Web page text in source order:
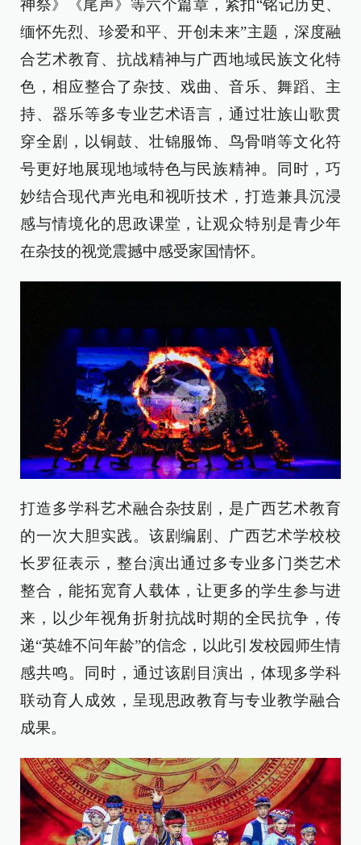
神祭》《尾声》等六个篇章，紧扣“铭记历史、
缅怀先烈、珍爱和平、开创未来”主题，深度融
合艺术教育、抗战精神与广西地域民族文化特
色，相应整合了杂技、戏曲、音乐、舞蹈、主
持、器乐等多专业艺术语言，通过壮族山歌贯
穿全剧，以铜鼓、壮锦服饰、鸟骨哨等文化符
号更好地展现地域特色与民族精神。同时，巧
妙结合现代声光电和视听技术，打造兼具沉浸
感与情境化的思政课堂，让观众特别是青少年
在杂技的视觉震撼中感受家国情怀。
打造多学科艺术融合杂技剧，是广西艺术教育
的一次大胆实践。该剧编剧、广西艺术学校校
长罗征表示，整台演出通过多专业多门类艺术
整合，能拓宽育人载体，让更多的学生参与进
来，以少年视角折射抗战时期的全民抗争，传
递“英雄不问年龄”的信念，以此引发校园师生情
感共鸣。同时，通过该剧目演出，体现多学科
联动育人成效，呈现思政教育与专业教学融合
成果。